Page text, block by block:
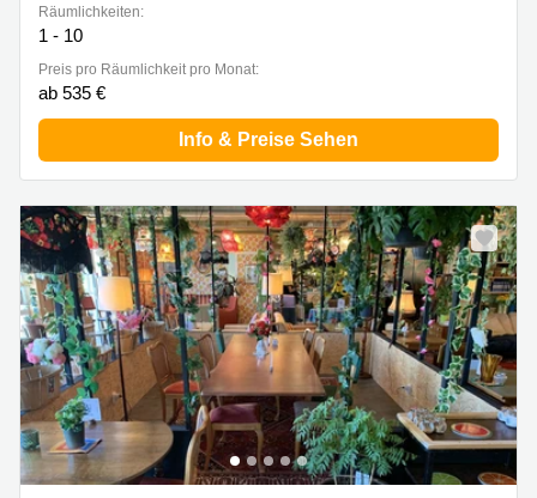
Räumlichkeiten:
1 - 10
Preis pro Räumlichkeit pro Monat:
ab 535 €
Info & Preise Sehen